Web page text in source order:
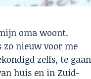
oma woont.
zo nieuw voor me
zelfs, te gaan
huis en in Zuid-